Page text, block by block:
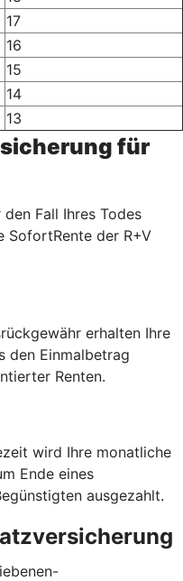
17
16
15
14
13
für
Fall Ihres Todes
SofortRente der R+V
erhalten Ihre
den Einmalbetrag
Renten.
wird Ihre monatliche
Ende eines
ausgezahlt.